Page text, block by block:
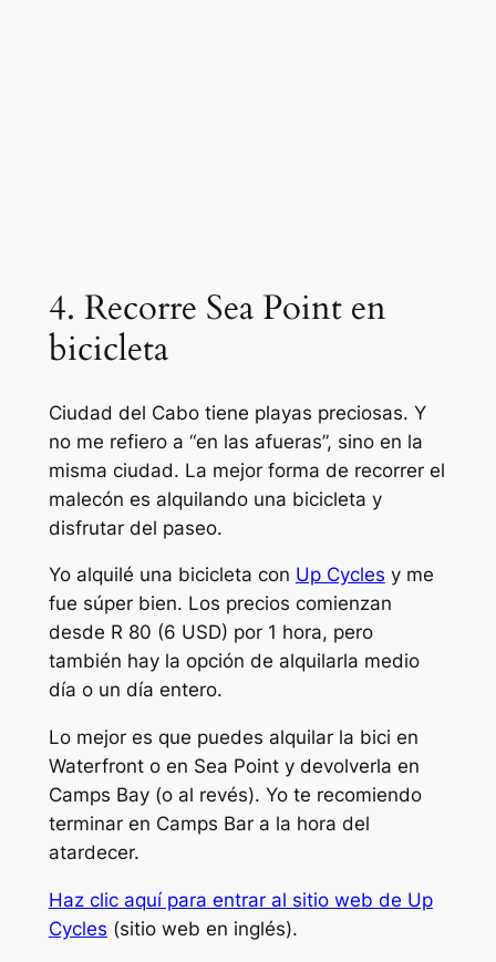
4. Recorre Sea Point en
bicicleta
Ciudad del Cabo tiene playas preciosas. Y
no me refiero a “en las afueras”, sino en la
misma ciudad. La mejor forma de recorrer el
malecón es alquilando una bicicleta y
disfrutar del paseo.
Yo alquilé una bicicleta con Up Cycles y me
fue súper bien. Los precios comienzan
desde R 80 (6 USD) por 1 hora, pero
también hay la opción de alquilarla medio
día o un día entero.
Lo mejor es que puedes alquilar la bici en
Waterfront o en Sea Point y devolverla en
Camps Bay (o al revés). Yo te recomiendo
terminar en Camps Bar a la hora del
atardecer.
Haz clic aquí para entrar al sitio web de Up
Cycles (sitio web en inglés).